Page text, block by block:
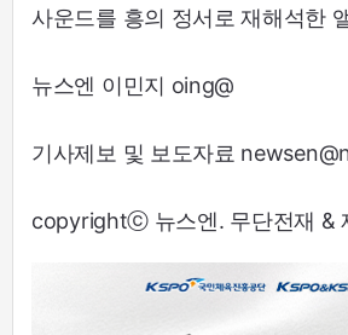
사운드를 흥의 정서로 재해석한
뉴스엔 이민지 oing@
기사제보 및 보도자료
copyrightⓒ 뉴스엔. 무단전재 &